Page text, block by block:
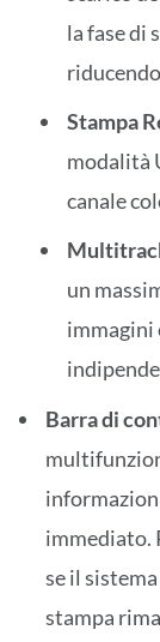
la fase di
Stampa
modalità
canale
un
immagini
Barra di
immediato.
se il
stampa